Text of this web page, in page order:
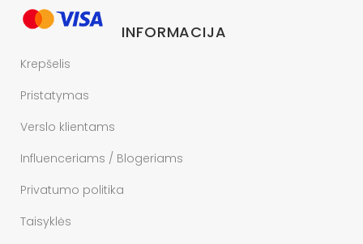
INFORMACIJA
Krepšelis
Pristatymas
Verslo klientams
Influenceriams / Blogeriams
Privatumo politika
Taisyklės